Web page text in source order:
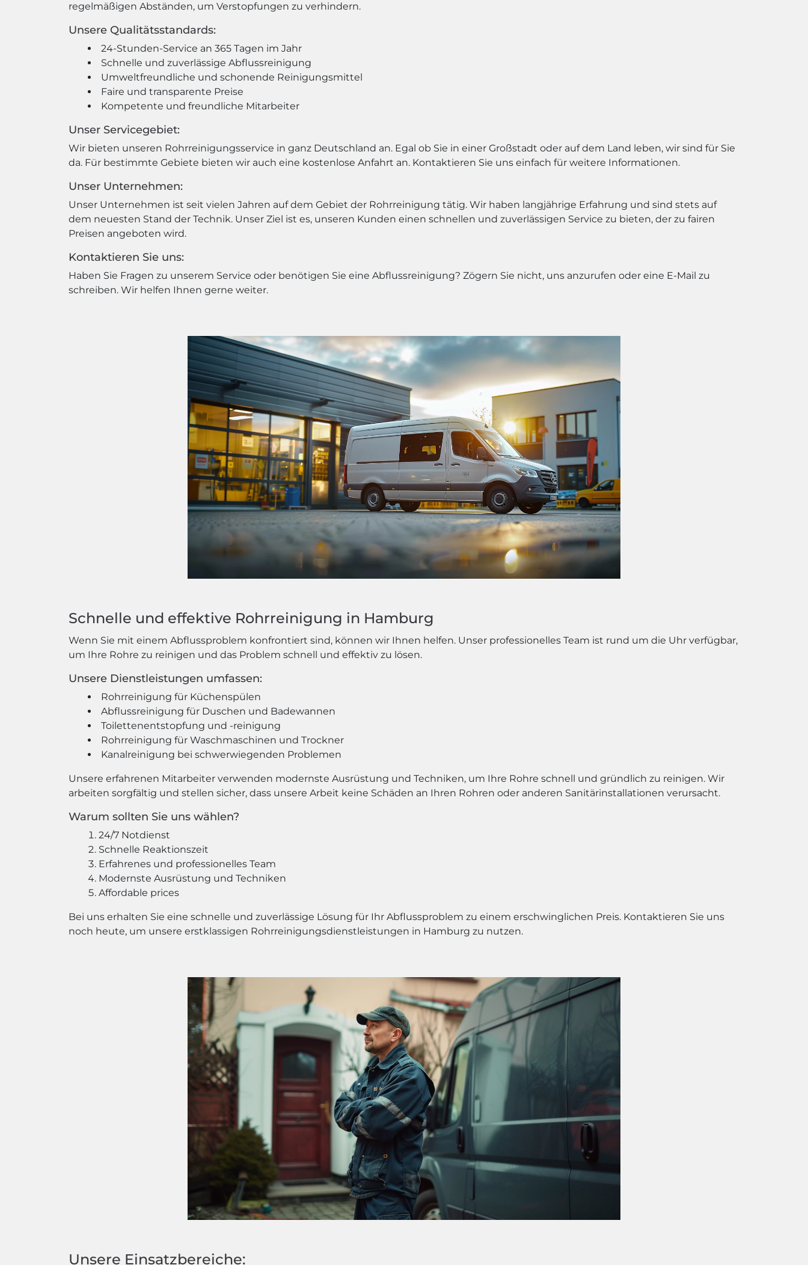
regelmäßigen Abständen, um Verstopfungen zu verhindern.
Unsere Qualitätsstandards:
24-Stunden-Service an 365 Tagen im Jahr
Schnelle und zuverlässige Abflussreinigung
Umweltfreundliche und schonende Reinigungsmittel
Faire und transparente Preise
Kompetente und freundliche Mitarbeiter
Unser Servicegebiet:
Wir bieten unseren Rohrreinigungsservice in ganz Deutschland an. Egal ob Sie in einer Großstadt oder auf dem Land leben, wir sind für Sie
da. Für bestimmte Gebiete bieten wir auch eine kostenlose Anfahrt an. Kontaktieren Sie uns einfach für weitere Informationen.
Unser Unternehmen:
Unser Unternehmen ist seit vielen Jahren auf dem Gebiet der Rohrreinigung tätig. Wir haben langjährige Erfahrung und sind stets auf
dem neuesten Stand der Technik. Unser Ziel ist es, unseren Kunden einen schnellen und zuverlässigen Service zu bieten, der zu fairen
Preisen angeboten wird.
Kontaktieren Sie uns:
Haben Sie Fragen zu unserem Service oder benötigen Sie eine Abflussreinigung? Zögern Sie nicht, uns anzurufen oder eine E-Mail zu
schreiben. Wir helfen Ihnen gerne weiter.
Schnelle und effektive Rohrreinigung in Hamburg
Wenn Sie mit einem Abflussproblem konfrontiert sind, können wir Ihnen helfen. Unser professionelles Team ist rund um die Uhr verfügbar,
um Ihre Rohre zu reinigen und das Problem schnell und effektiv zu lösen.
Unsere Dienstleistungen umfassen:
Rohrreinigung für Küchenspülen
Abflussreinigung für Duschen und Badewannen
Toilettenentstopfung und -reinigung
Rohrreinigung für Waschmaschinen und Trockner
Kanalreinigung bei schwerwiegenden Problemen
Unsere erfahrenen Mitarbeiter verwenden modernste Ausrüstung und Techniken, um Ihre Rohre schnell und gründlich zu reinigen. Wir
arbeiten sorgfältig und stellen sicher, dass unsere Arbeit keine Schäden an Ihren Rohren oder anderen Sanitärinstallationen verursacht.
Warum sollten Sie uns wählen?
24/7 Notdienst
Schnelle Reaktionszeit
Erfahrenes und professionelles Team
Modernste Ausrüstung und Techniken
Affordable prices
Bei uns erhalten Sie eine schnelle und zuverlässige Lösung für Ihr Abflussproblem zu einem erschwinglichen Preis. Kontaktieren Sie uns
noch heute, um unsere erstklassigen Rohrreinigungsdienstleistungen in Hamburg zu nutzen.
Unsere Einsatzbereiche: